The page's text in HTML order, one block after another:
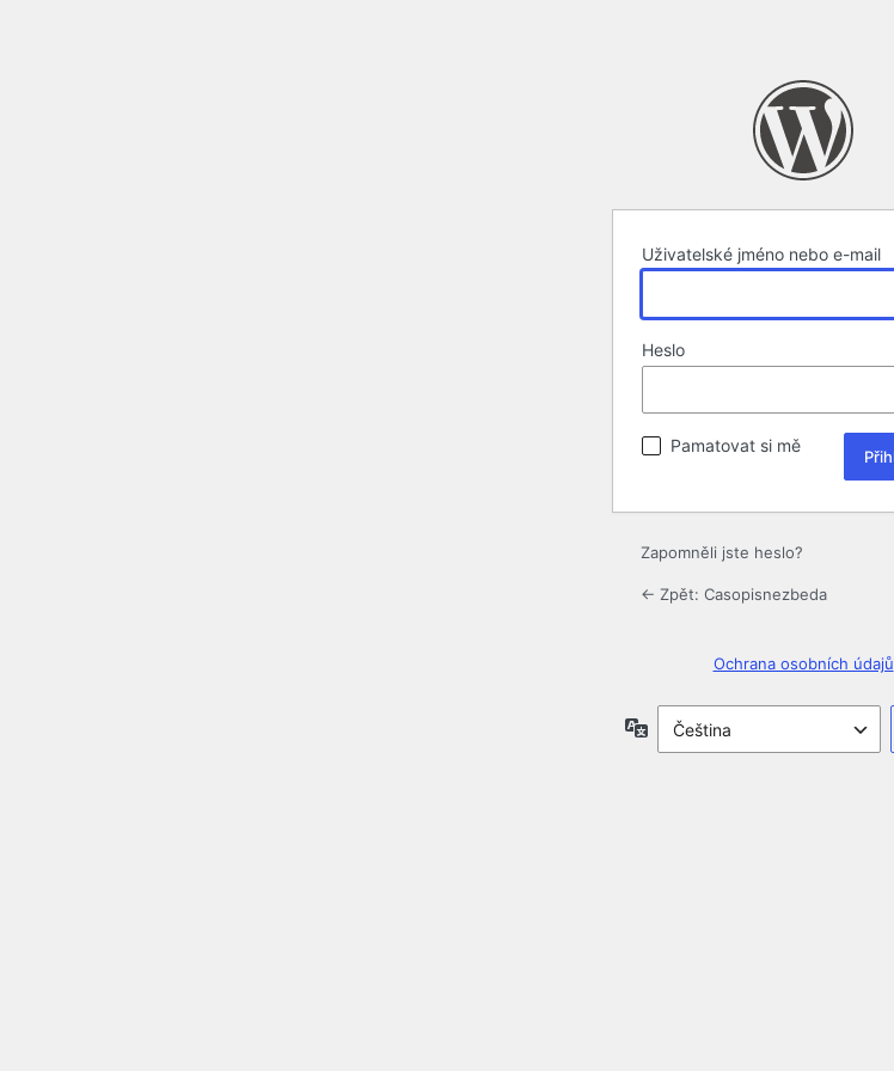
Uživatelské jméno nebo e-mail
Heslo
Pamatovat si mě
Zapomněli jste heslo?
← Zpět: Casopisnezbeda
Ochrana osobních údajů
Jazyky